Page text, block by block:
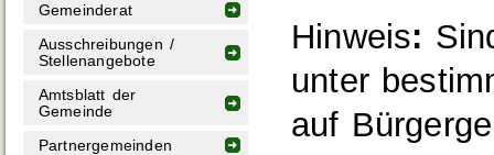
Gemeinderat
Ausschreibungen /
Stellenangebote
Amtsblatt der
Gemeinde
Partnergemeinden
Hinweis:
unter
auf